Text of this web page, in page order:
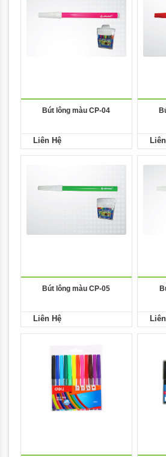
Bút lông màu CP-04
Liên Hệ
Bút lông màu CP-05
Liên Hệ